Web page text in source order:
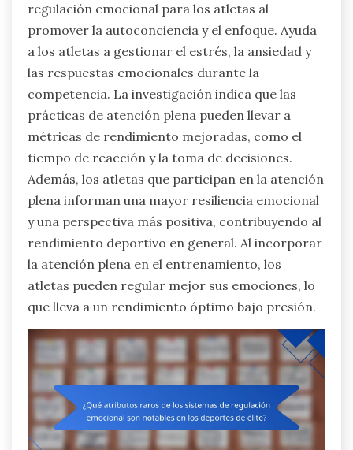
regulación emocional para los atletas al
promover la autoconciencia y el enfoque. Ayuda
a los atletas a gestionar el estrés, la ansiedad y
las respuestas emocionales durante la
competencia. La investigación indica que las
prácticas de atención plena pueden llevar a
métricas de rendimiento mejoradas, como el
tiempo de reacción y la toma de decisiones.
Además, los atletas que participan en la atención
plena informan una mayor resiliencia emocional
y una perspectiva más positiva, contribuyendo al
rendimiento deportivo en general. Al incorporar
la atención plena en el entrenamiento, los
atletas pueden regular mejor sus emociones, lo
que lleva a un rendimiento óptimo bajo presión.